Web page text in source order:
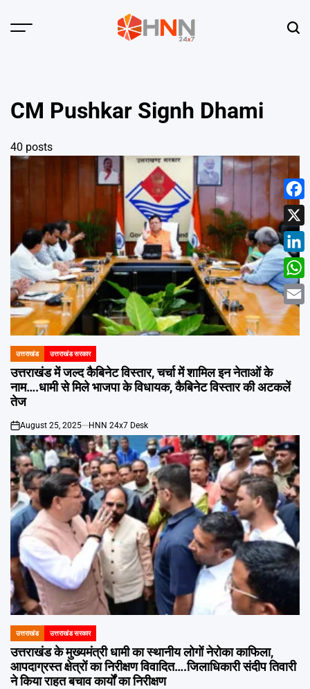
Menu
CM Pushkar Signh Dhami
40 posts
POSTED
IN
उत्तराखंड उत्तराखंड सरकार
उत्तराखंड में जल्द कैबिनेट विस्तार, चर्चा में शामिल इन नेताओं के
नाम….धामी से मिले भाजपा के विधायक, कैबिनेट विस्तार की अटकलें
तेज
on
August 25, 2025 HNN 24x7 Desk
POSTED
IN
उत्तराखंड उत्तराखंड सरकार
उत्तराखंड के मुख्यमंत्री धामी का स्थानीय लोगों नेरोका काफिला,
आपदाग्रस्त क्षेत्रों का निरीक्षण विवादित….जिलाधिकारी संदीप तिवारी
ने किया राहत बचाव कार्यों का निरीक्षण
X